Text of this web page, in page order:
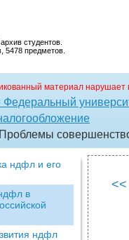
студентов.
5478 предметов.
материал нарушает
Федеральный
ндфл и его
в
ндфл
<<